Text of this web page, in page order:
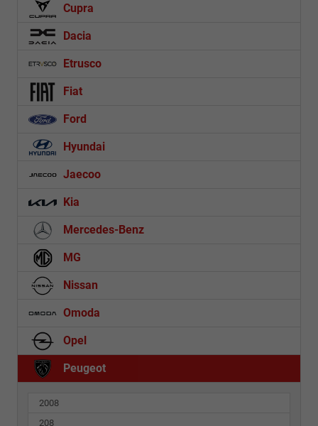
Cupra
Dacia
Etrusco
Fiat
Ford
Hyundai
Jaecoo
Kia
Mercedes-Benz
MG
Nissan
Omoda
Opel
Peugeot
2008
208